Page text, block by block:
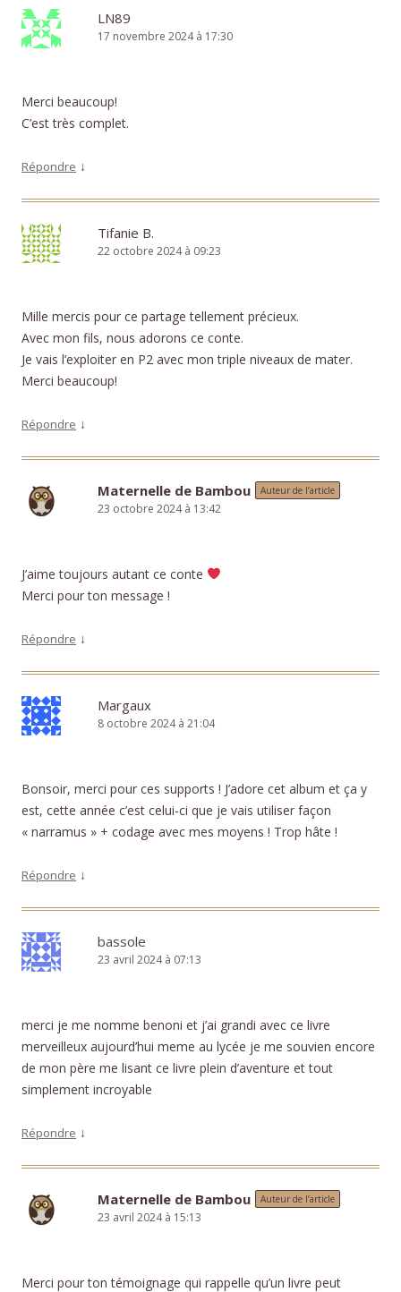
LN89
17 novembre 2024 à 17:30
Merci beaucoup!
C’est très complet.
Répondre ↓
Tifanie B.
22 octobre 2024 à 09:23
Mille mercis pour ce partage tellement précieux.
Avec mon fils, nous adorons ce conte.
Je vais l’exploiter en P2 avec mon triple niveaux de mater.
Merci beaucoup!
Répondre ↓
Maternelle de Bambou Auteur de l’article
23 octobre 2024 à 13:42
J’aime toujours autant ce conte
Merci pour ton message !
Répondre ↓
Margaux
8 octobre 2024 à 21:04
Bonsoir, merci pour ces supports ! J’adore cet album et ça y
est, cette année c’est celui-ci que je vais utiliser façon
« narramus » + codage avec mes moyens ! Trop hâte !
Répondre ↓
bassole
23 avril 2024 à 07:13
merci je me nomme benoni et j’ai grandi avec ce livre
merveilleux aujourd’hui meme au lycée je me souvien encore
de mon père me lisant ce livre plein d’aventure et tout
simplement incroyable
Répondre ↓
Maternelle de Bambou Auteur de l’article
23 avril 2024 à 15:13
Merci pour ton témoignage qui rappelle qu’un livre peut